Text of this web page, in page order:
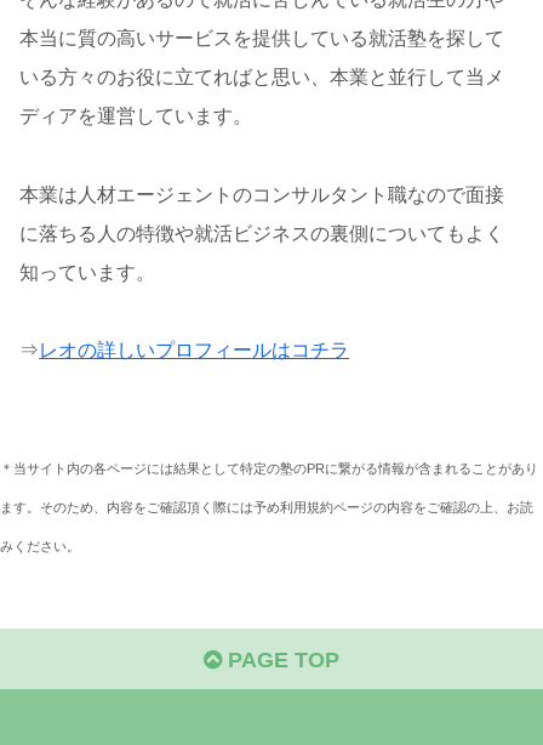
本当に質の高いサービスを提供している就活塾を探して
いる方々のお役に立てればと思い、本業と並行して当メ
ディアを運営しています。
本業は人材エージェントのコンサルタント職なので面接
に落ちる人の特徴や就活ビジネスの裏側についてもよく
知っています。
⇒レオの詳しいプロフィールはコチラ
＊当サイト内の各ページには結果として特定の塾のPRに繋がる情報が含まれることがあり
ます。そのため、内容をご確認頂く際には予め利用規約ページの内容をご確認の上、お読
みください。
PAGE TOP